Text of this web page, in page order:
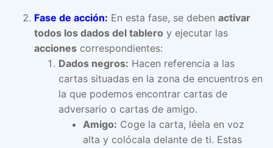
Fase de acción: En esta fase, se deben activar
todos los dados del tablero y ejecutar las
acciones correspondientes:
Dados negros: Hacen referencia a las
cartas situadas en la zona de encuentros en
la que podemos encontrar cartas de
adversario o cartas de amigo.
Amigo: Coge la carta, léela en voz
alta y colócala delante de ti. Estas